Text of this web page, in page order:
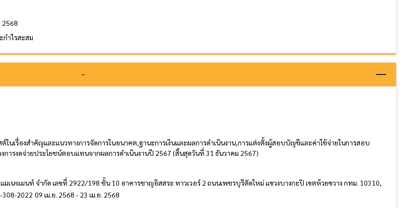
2568
ำไรสะสม
-
ในเรื่องสำคัญและแนวทางการจัดการในอนาคต,ฐานะการเงินและผลการดำเนินงาน,การแต่งตั้งผู้สอบบัญชีและค่าใช้จ่ายในการสอบ
ารงดจ่ายประโยชน์ตอบแทนจากผลการดำเนินงานปี 2567 (สิ้นสุดวันที่ 31 ธันวาคม 2567)
เนจเมนท์ จำกัด เลขที่ 2922/198 ชั้น 10 อาคารชาญอิสสระ ทาวเวอร์ 2 ถนนเพชรบุรีตัดใหม่ แขวงบางกะปิ เขตห้วยขวาง กทม. 10310,
308-2022 09 เม.ย. 2568 - 23 เม.ย. 2568